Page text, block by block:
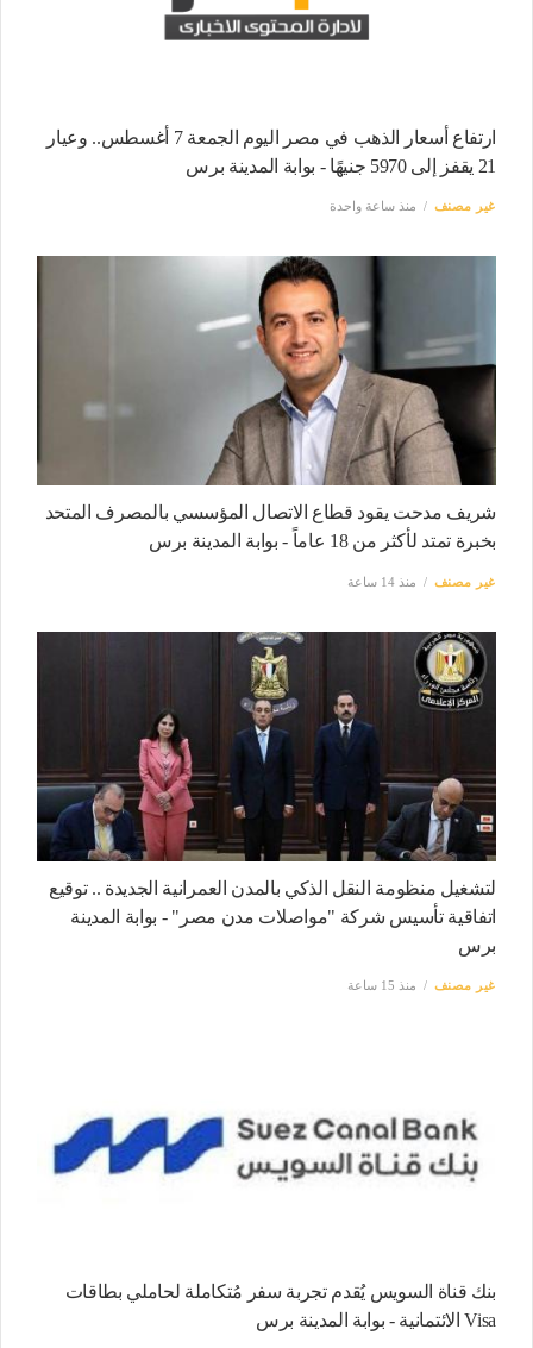
ارتفاع أسعار الذهب في مصر اليوم الجمعة 7 أغسطس.. وعيار
21 يقفز إلى 5970 جنيهًا - بوابة المدينة برس
غير مصنف منذ ساعة واحدة
شريف مدحت يقود قطاع الاتصال المؤسسي بالمصرف المتحد
بخبرة تمتد لأكثر من 18 عاماً - بوابة المدينة برس
غير مصنف منذ 14 ساعة
لتشغيل منظومة النقل الذكي بالمدن العمرانية الجديدة .. توقيع
اتفاقية تأسيس شركة "مواصلات مدن مصر" - بوابة المدينة
برس
غير مصنف منذ 15 ساعة
بنك قناة السويس يُقدم تجربة سفر مُتكاملة لحاملي بطاقات
Visa الائتمانية - بوابة المدينة برس